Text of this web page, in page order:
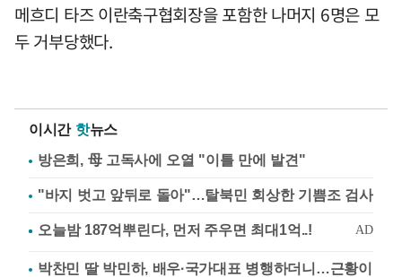
메흐디 타즈 이란축구협회장을 포함한 나머지 6명은 모
두 거부당했다.
이시간 핫뉴스
방은희, 母 고독사에 오열 "이틀 만에 발견"
"바지 벗고 앞뒤로 돌아"…탈북민 회상한 기쁨조 검사
박찬민 딸 박민하, 배우·국가대표 병행하더니…근황이